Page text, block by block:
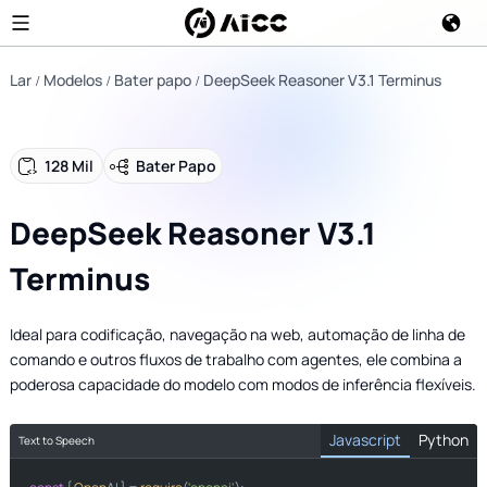
Lar Modelos Bater papo DeepSeek Reasoner V3.1 Terminus
128 Mil Bater Papo
DeepSeek Reasoner V3.1
Terminus
Ideal para codificação, navegação na web, automação de linha de
comando e outros fluxos de trabalho com agentes, ele combina a
poderosa capacidade do modelo com modos de inferência flexíveis.
Text to Speech Javascript Python